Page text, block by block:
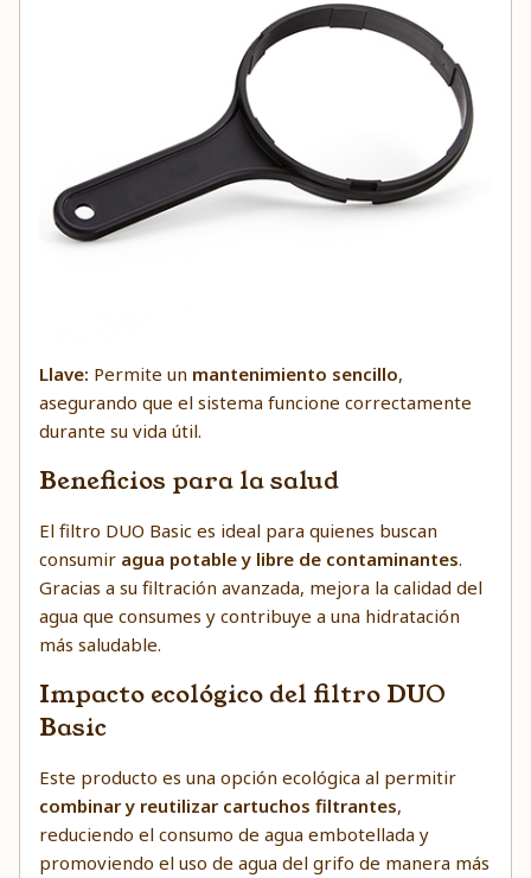
Llave: Permite un mantenimiento sencillo,
asegurando que el sistema funcione correctamente
durante su vida útil.
Beneficios para la salud
El filtro DUO Basic es ideal para quienes buscan
consumir agua potable y libre de contaminantes.
Gracias a su filtración avanzada, mejora la calidad del
agua que consumes y contribuye a una hidratación
más saludable.
Impacto ecológico del filtro DUO
Basic
Este producto es una opción ecológica al permitir
combinar y reutilizar cartuchos filtrantes,
reduciendo el consumo de agua embotellada y
promoviendo el uso de agua del grifo de manera más